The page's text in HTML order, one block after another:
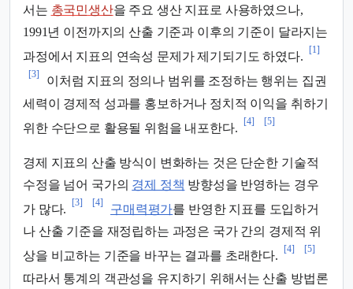
서는 총국민생산을 주요 생산 지표로 사용하였으나,
1991년 이전까지의 산출 기준과 이후의 기준이 달라지는
과정에서 지표의 연속성 문제가 제기되기도 하였다.
[1]
[3]
이처럼 지표의 정의나 범위를 조정하는 행위는 집권
세력이 경제적 성과를 홍보하거나 정치적 이익을 취하기
위한 수단으로 활용될 위험을 내포한다.
[4] [5]
경제 지표의 산출 방식이 변화하는 것은 단순한 기술적
수정을 넘어 국가의 경제 정책 방향성을 반영하는 경우
가 많다.
[3] [4]
구매력평가를 반영한 지표를 도입하거
나 산출 기준을 재정립하는 과정은 국가 간의 경제적 위
상을 비교하는 기준을 바꾸는 결과를 초래한다.
[4] [5]
따라서 통계의 객관성을 유지하기 위해서는 산출 방법론